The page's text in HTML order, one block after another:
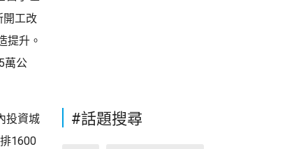
開工改
提升。
萬公
投資城
1600
#話題搜尋